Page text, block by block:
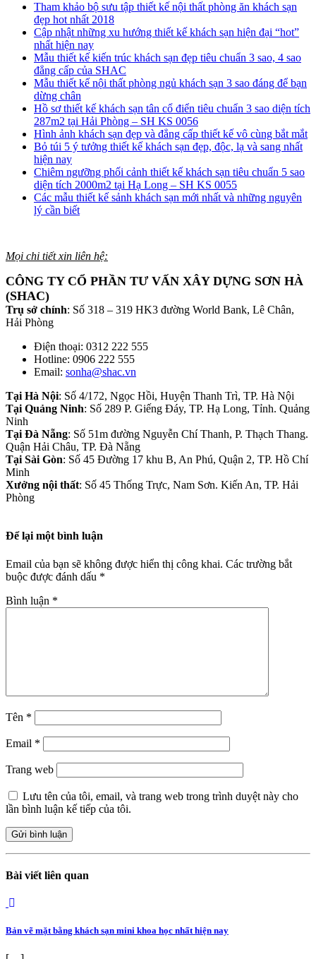
Tham khảo bộ sưu tập thiết kế nội thất phòng ăn khách sạn
đẹp hot nhất 2018
Cập nhật những xu hướng thiết kế khách sạn hiện đại “hot”
nhất hiện nay
Mẫu thiết kế kiến trúc khách sạn đẹp tiêu chuẩn 3 sao, 4 sao
đẳng cấp của SHAC
Mẫu thiết kế nội thất phòng ngủ khách sạn 3 sao đáng để bạn
dừng chân
Hồ sơ thiết kế khách sạn tân cổ điển tiêu chuẩn 3 sao diện tích
287m2 tại Hải Phòng – SH KS 0056
Hình ảnh khách sạn đẹp và đẳng cấp thiết kế vô cùng bắt mắt
Bỏ túi 5 ý tưởng thiết kế khách sạn đẹp, độc, lạ và sang nhất
hiện nay
Chiêm ngưỡng phối cảnh thiết kế khách sạn tiêu chuẩn 5 sao
diện tích 2000m2 tại Hạ Long – SH KS 0055
Các mẫu thiết kế sảnh khách sạn mới nhất và những nguyên
lý cần biết
Mọi chi tiết xin liên hệ:
CÔNG TY CỔ PHẦN TƯ VẤN XÂY DỰNG SƠN HÀ
(SHAC)
Trụ sở chính: Số 318 – 319 HK3 đường World Bank, Lê Chân,
Hải Phòng
Điện thoại: 0312 222 555
Hotline: 0906 222 555
Email: sonha@shac.vn
Tại Hà Nội: Số 4/172, Ngọc Hồi, Huyện Thanh Trì, TP. Hà Nội
Tại Quảng Ninh: Số 289 P. Giếng Đáy, TP. Hạ Long, Tỉnh. Quảng
Ninh
Tại Đà Nẵng: Số 51m đường Nguyễn Chí Thanh, P. Thạch Thang.
Quận Hải Châu, TP. Đà Nẵng
Tại Sài Gòn: Số 45 Đường 17 khu B, An Phú, Quận 2, TP. Hồ Chí
Minh
Xưởng nội thất: Số 45 Thống Trực, Nam Sơn. Kiến An, TP. Hải
Phòng
Để lại một bình luận
Email của bạn sẽ không được hiển thị công khai. Các trường bắt
buộc được đánh dấu *
Bình luận *
Tên *
Email *
Trang web
Lưu tên của tôi, email, và trang web trong trình duyệt này cho
lần bình luận kế tiếp của tôi.
Bài viết liên quan
Bản vẽ mặt bằng khách sạn mini khoa học nhất hiện nay